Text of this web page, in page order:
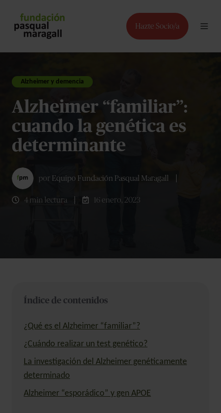
Alzheimer y demencia
Alzheimer “familiar”:
cuando la genética es
determinante
por Equipo Fundación Pasqual Maragall
4 min lectura 16 enero, 2023
Índice de contenidos
¿Qué es el Alzheimer “familiar”?
¿Cuándo realizar un test genético?
La investigación del Alzheimer genéticamente
determinado
Alzheimer “esporádico” y gen APOE